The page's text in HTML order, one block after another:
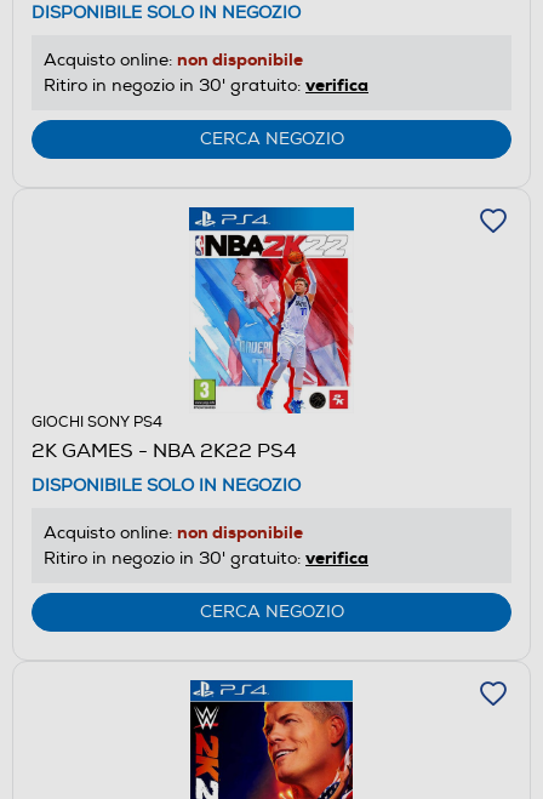
DISPONIBILE SOLO IN NEGOZIO
Acquisto online: non disponibile
Ritiro in negozio in 30' gratuito: verifica
CERCA NEGOZIO
GIOCHI SONY PS4
2K GAMES - NBA 2K22 PS4
DISPONIBILE SOLO IN NEGOZIO
Acquisto online: non disponibile
Ritiro in negozio in 30' gratuito: verifica
CERCA NEGOZIO